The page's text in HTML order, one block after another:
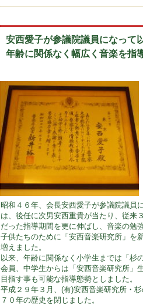
安西愛子が参議院議員になって
年齢に関係なく幅広く音楽を指
昭和４６年、会長安西愛子が参議院議員
は、後任に次男安西重貴が当たり、従来
だった指導期間を更に伸ばし、音楽の勉
子供たちのために「安西音楽研究所」を
増えました。
以来、年齢に関係なく小学生までは「杉
会員、中学生からは「安西音楽研究所」
目指す事も可能な指導態勢としました。
平成２９年３月、(有)安西音楽研究所・
７０年の歴史を閉じました。